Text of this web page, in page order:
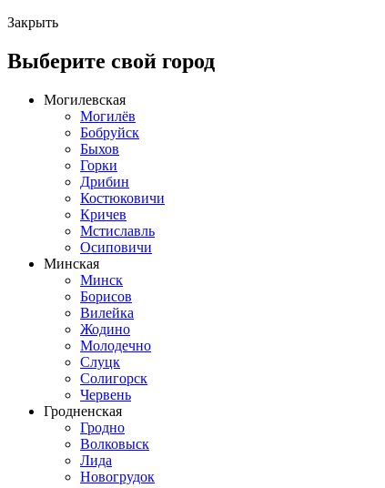
Закрыть
Выберите свой город
Могилевская
Могилёв
Бобруйск
Быхов
Горки
Дрибин
Костюковичи
Кричев
Мстиславль
Осиповичи
Минская
Минск
Борисов
Вилейка
Жодино
Молодечно
Слуцк
Солигорск
Червень
Гродненская
Гродно
Волковыск
Лида
Новогрудок